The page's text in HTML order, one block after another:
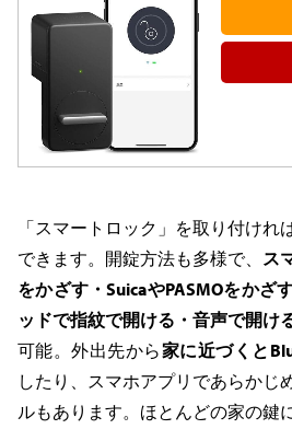
「スマートロック」を取り付け
できます。開錠方法も多様で、 ス
をかざす・SuicaやPASMOをかざ
ッドで指紋で開ける・音声で開け
可能。外出先から家に近づくと
したり、スマホアプリであらかじ
ルもあります。ほとんどの家の鍵